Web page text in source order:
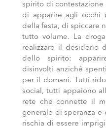
spirito di
di apparire agli occhi
della festa, di spiccare
tutto volume. La
realizzare il desiderio
dello spirito:
disinvolti anziché
per il domani. Tutti
social, tutti appaiono
rete che connette il
generale di speranza e
rischia di essere